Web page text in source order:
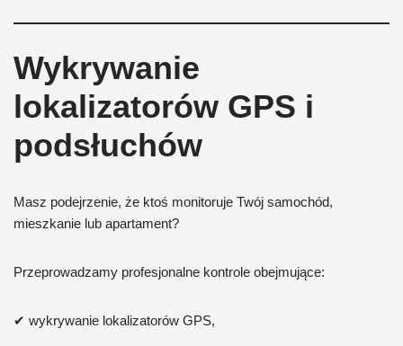
Wykrywanie
lokalizatorów GPS i
podsłuchów
Masz podejrzenie, że ktoś monitoruje Twój samochód,
mieszkanie lub apartament?
Przeprowadzamy profesjonalne kontrole obejmujące:
✔ wykrywanie lokalizatorów GPS,